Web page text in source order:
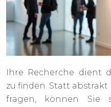
Ihre Recherche dient
zu finden. Statt abstrakt
fragen, können Sie